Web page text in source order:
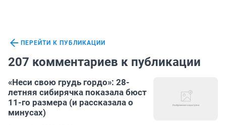
ПЕРЕЙТИ К ПУБЛИКАЦИИ
207 комментариев к публикации
«Неси свою грудь гордо»: 28-
летняя сибирячка показала бюст
11-го размера (и рассказала о
минусах)